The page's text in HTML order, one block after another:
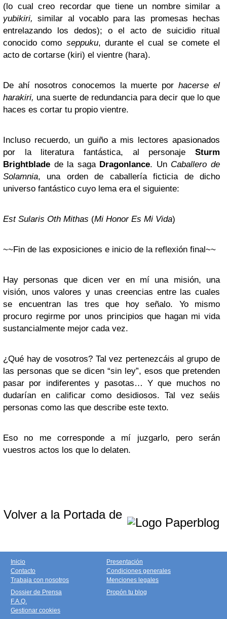
(lo cual creo recordar que tiene un nombre similar a
yubikiri,similar al vocablo para las promesas hechas
entrelazando los dedos); o el acto de suicidio ritual
conocido como seppuku, durante el cual se comete el
acto de cortarse (kiri) el vientre (hara).
De ahí nosotros conocemos la muerte porhacerse el
harakiri, una suerte de redundancia para decir que lo que
haces es cortar tu propio vientre.
Incluso recuerdo, un guiño a mis lectores apasionados
por la literatura fantástica, al personaje Sturm
Brightblade de la saga Dragonlance. Un Caballero de
Solamnia, una orden de caballería ficticia de dicho
universo fantástico cuyo lema era el siguiente:
Est Sularis Oth Mithas (Mi Honor Es Mi Vida)
~~Fin de las exposiciones e inicio de la reflexión final~~
Hay personas que dicen ver en mí una misión, una
visión, unos valores y unas creencias entre las cuales
se encuentran las tres que hoy señalo. Yo mismo
procuro regirme por unos principios que hagan mi vida
sustancialmente mejor cada vez.
¿Qué hay de vosotros? Tal vez pertenezcáis al grupo de
las personas que se dicen “sin ley”, esos que pretenden
pasar por indiferentes y pasotas… Y que muchos no
dudarían en calificar como desidiosos. Tal vez seáis
personas como las que describe este texto.
Eso no me corresponde a mí juzgarlo, pero serán
vuestros actos los que lo delaten.
Volver a la Portada de
Inicio
Contacto
Trabaja con nosotros
Presentación
Condiciones generales
Menciones legales
Dossier de Prensa
F.A.Q.
Gestionar cookies
Propón tu blog